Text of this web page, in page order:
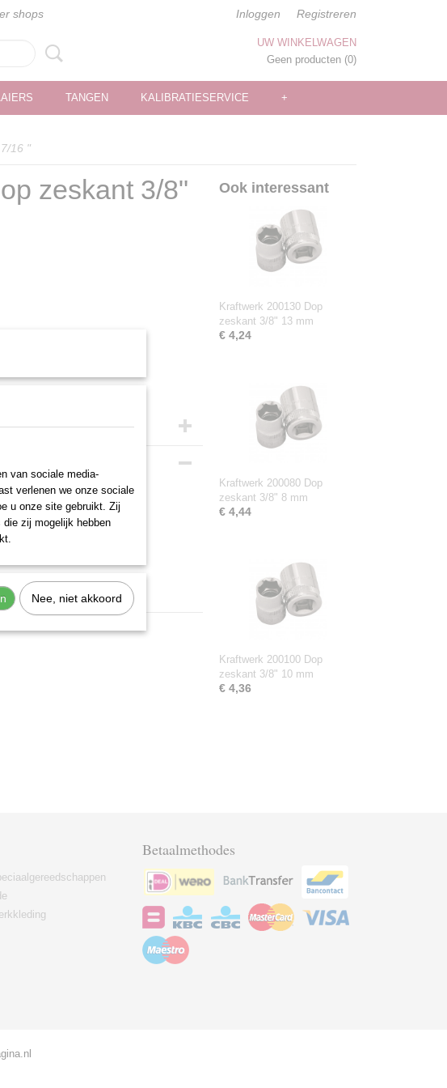
shops Inloggen Registreren
UW WINKELWAGEN
Geen producten (0)
TANGEN KALIBRATIESERVICE +
16 "
zeskant 3/8"
Ook interessant
Kraftwerk 200130 Dop
zeskant 3/8" 13 mm
€ 4,24
Kraftwerk 200080 Dop
zeskant 3/8" 8 mm
€ 4,44
Kraftwerk 200100 Dop
zeskant 3/8" 10 mm
€ 4,36
Betaalmethodes
van sociale media-
verlenen we onze sociale
u onze site gebruikt. Zij
die zij mogelijk hebben
Nee, niet akkoord